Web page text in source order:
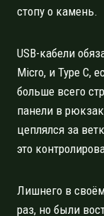
стопу о камень.
USB-кабели
Micro, и Type C,
больше всего
панели в
цеплялся за
это
Лишнего в
раз, но были